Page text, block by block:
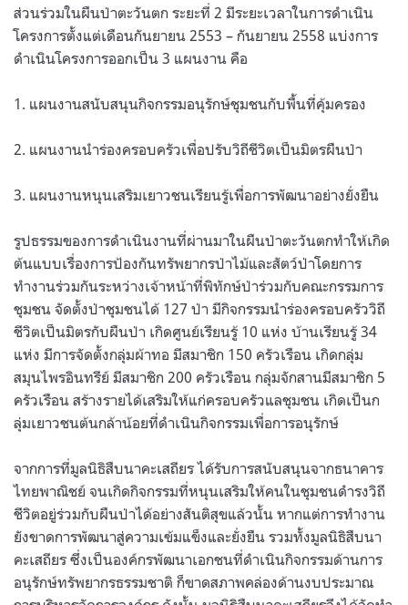
ส่วนร่วมในผืนป่าตะวันตก ระยะที่ 2 มีระยะเวลาในการดำเนิน
โครงการตั้งแต่เดือนกันยายน 2553 – กันยายน 2558 แบ่งการ
ดำเนินโครงการออกเป็น 3 แผนงาน คือ
1. แผนงานสนับสนุนกิจกรรมอนุรักษ์ชุมชนกับพื้นที่คุ้มครอง
2. แผนงานนำร่องครอบครัวเพื่อปรับวิถีชีวิตเป็นมิตรผืนป่า
3. แผนงานหนุนเสริมเยาวชนเรียนรู้เพื่อการพัฒนาอย่างยั่งยืน
รูปธรรมของการดำเนินงานที่ผ่านมาในผืนป่าตะวันตกทำให้เกิด
ต้นแบบเรื่องการป้องกันทรัพยากรป่าไม้และสัตว์ป่าโดยการ
ทำงานร่วมกันระหว่างเจ้าหน้าที่พิทักษ์ป่าร่วมกับคณะกรรมการ
ชุมชน จัดตั้งป่าชุมชนได้ 127 ป่า มีกิจกรรมนำร่องครอบครัววิถี
ชีวิตเป็นมิตรกับผืนป่า เกิดศูนย์เรียนรู้ 10 แห่ง บ้านเรียนรู้ 34
แห่ง มีการจัดตั้งกลุ่มผ้าทอ มีสมาชิก 150 ครัวเรือน เกิดกลุ่ม
สมุนไพรอินทรีย์ มีสมาชิก 200 ครัวเรือน กลุ่มจักสานมีสมาชิก 5
ครัวเรือน สร้างรายได้เสริมให้แก่ครอบครัวแลชุมชน เกิดเป็นก
ลุ่มเยาวชนต้นกล้าน้อยที่ดำเนินกิจกรรมเพื่อการอนุรักษ์
จากการที่มูลนิธิสืบนาคะเสถียร ได้รับการสนับสนุนจากธนาคาร
ไทยพาณิชย์ จนเกิดกิจกรรมที่หนุนเสริมให้คนในชุมชนดำรงวิถี
ชีวิตอยู่ร่วมกับผืนป่าได้อย่างสันติสุขแล้วนั้น หากแต่การทำงาน
ยังขาดการพัฒนาสู่ความเข้มแข็งและยั่งยืน รวมทั้งมูลนิธิสืบนา
คะเสถียร ซึ่งเป็นองค์กรพัฒนาเอกชนที่ดำเนินกิจกรรมด้านการ
อนุรักษ์ทรัพยากรธรรมชาติ ก็ขาดสภาพคล่องด้านงบประมาณ